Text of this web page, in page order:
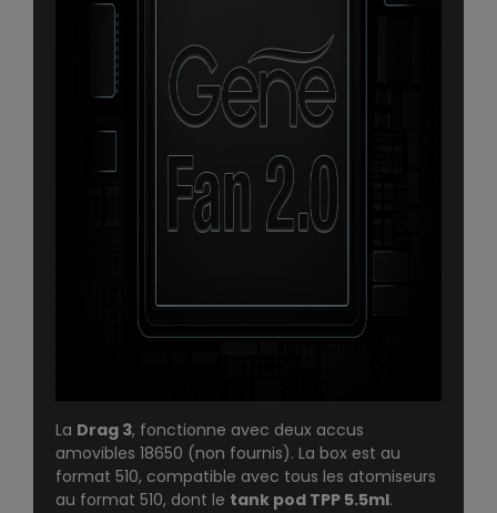
La Drag 3, fonctionne avec deux accus
amovibles 18650 (non fournis). La box est au
format 510, compatible avec tous les atomiseurs
au format 510, dont le tank pod TPP 5.5ml.